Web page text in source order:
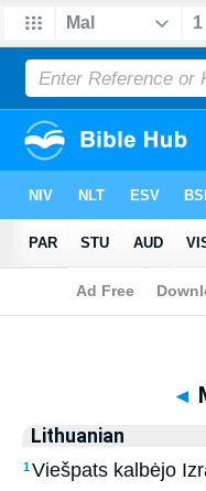
Biblia>
◄
Lithuanian
1Viešpats kalbėjo